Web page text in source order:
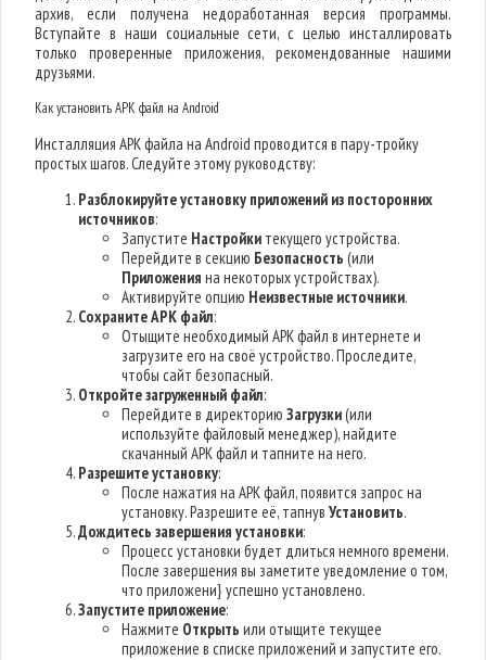
архив, если получена недоработанная версия программы.
Вступайте в наши социальные сети, с целью инсталлировать
только проверенные приложения, рекомендованные нашими
друзьями.
Как установить APK файл на Android
Инсталляция APK файла на Android проводится в пару-тройку
простых шагов. Следуйте этому руководству:
Разблокируйте установку приложений из посторонних
источников:
Запустите Настройки текущего устройства.
Перейдите в секцию Безопасность (или
Приложения на некоторых устройствах).
Активируйте опцию Неизвестные источники.
Сохраните APK файл:
Отыщите необходимый APK файл в интернете и
загрузите его на своё устройство. Проследите,
чтобы сайт безопасный.
Откройте загруженный файл:
Перейдите в директориюЗагрузки(или
используйте файловый менеджер), найдите
скачанный APK файл и тапните на него.
Разрешите установку:
После нажатия на APK файл, появится запрос на
установку. Разрешите её, тапнувУстановить.
Дождитесь завершения установки:
Процесс установки будет длиться немного времени.
После завершения вы заметите уведомление о том,
что приложени} успешно установлено.
Запустите приложение:
Нажмите Открыть или отыщите текущее
приложение в списке приложений и запустите его.